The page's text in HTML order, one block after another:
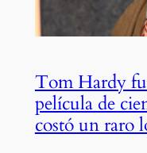
Tom Hardy
película de
costó un raro